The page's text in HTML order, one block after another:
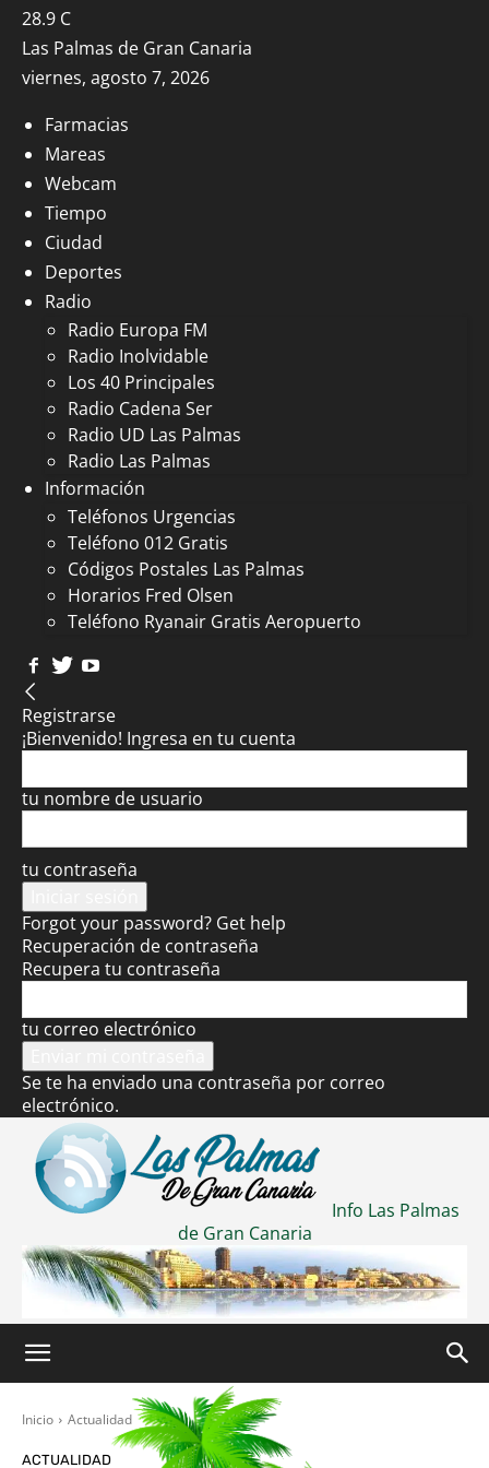
28.9 C
Las Palmas de Gran Canaria
viernes, agosto 7, 2026
Farmacias
Mareas
Webcam
Tiempo
Ciudad
Deportes
Radio
Radio Europa FM
Radio Inolvidable
Los 40 Principales
Radio Cadena Ser
Radio UD Las Palmas
Radio Las Palmas
Información
Teléfonos Urgencias
Teléfono 012 Gratis
Códigos Postales Las Palmas
Horarios Fred Olsen
Teléfono Ryanair Gratis Aeropuerto
Registrarse
¡Bienvenido! Ingresa en tu cuenta
tu nombre de usuario
tu contraseña
Forgot your password? Get help
Recuperación de contraseña
Recupera tu contraseña
tu correo electrónico
Se te ha enviado una contraseña por correo
electrónico.
Info Las Palmas
de Gran Canaria
Inicio Actualidad
ACTUALIDAD